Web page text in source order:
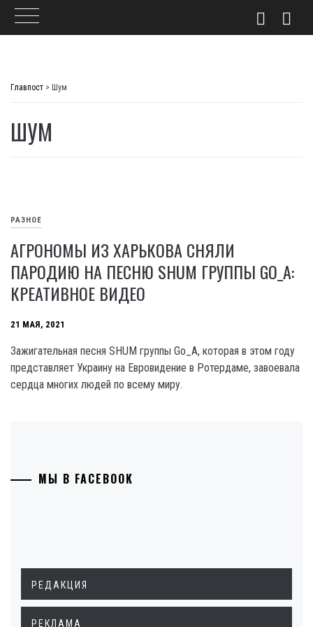
Главпост > Шум
ШУМ
РАЗНОЕ
АГРОНОМЫ ИЗ ХАРЬКОВА СНЯЛИ
ПАРОДИЮ НА ПЕСНЮ SHUM ГРУППЫ GO_A:
КРЕАТИВНОЕ ВИДЕО
21 МАЯ, 2021
Зажигательная песня SHUM группы Go_A, которая в этом году
представляет Украину на Евровидение в Ротердаме, завоевала
сердца многих людей по всему миру.
МЫ В FACEBOOK
РЕДАКЦИЯ
РЕКЛАМА